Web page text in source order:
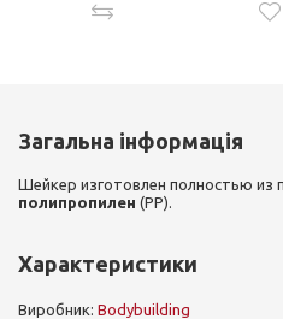
Загальна інформація
Шейкер изготовлен полностью из
полипропилен (PP).
Характеристики
Виробник: Bodybuilding